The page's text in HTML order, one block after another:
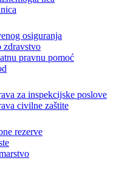
rad
lica
osiguranja
pravnu pomoć
za inspekcijske poslove
civilne zaštite
rezerve